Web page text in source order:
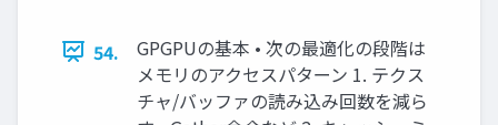
54.
GPGPUの基本 • 次の最適化の段階は
メモリのアクセスパターン 1. テクス
チャ/バッファの読み込み回数を減ら